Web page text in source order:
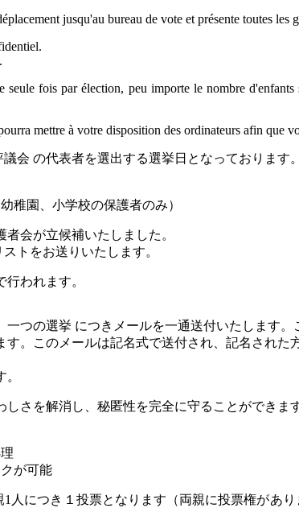
jusqu'au bureau de vote et présente toutes les
seule fois par élection, peu importe le nombre
mettre à votre disposition des ordinateurs afin que
会 の代表者を選出する選挙日となっております。
稚園、小学校の保護者のみ）
会が立候補いたしました。
トをお送りいたします。
行われます。
一つの選挙 につきメールを一通送付いたします
。このメールは記名式で送付され、記名された
さを解消し、秘匿性を完全に守ることができます
が可能
人につき１投票となります（両親に投票権があ